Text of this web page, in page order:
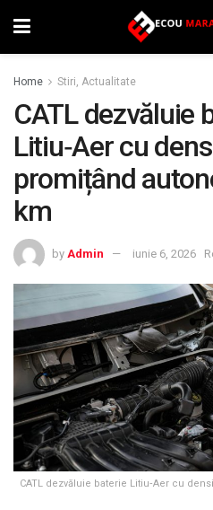
Home Stiri, Actualitate
CATL dezvăluie
Litiu‑Aer cu
promițând
km
by Admin iunie 6, 2026
CATL dezvăluie baterie Litiu‑Aer cu